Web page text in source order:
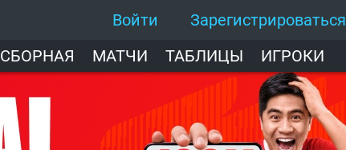
Войти
Зарегистрироваться
СБОРНАЯ МАТЧИ ТАБЛИЦЫ ИГРОКИ